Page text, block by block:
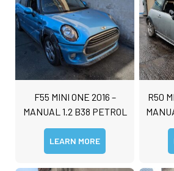
F55 MINI ONE 2016 –
MANUAL 1.2 B38 PETROL
LEARN MORE
R50